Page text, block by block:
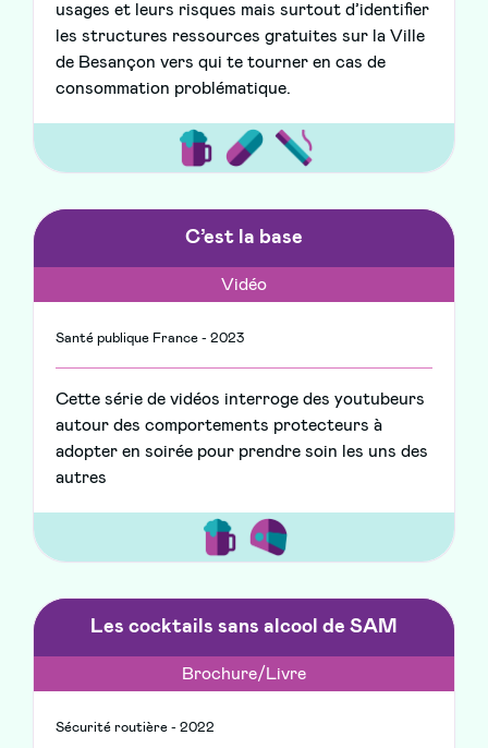
usages et leurs risques mais surtout d’identifier
les structures ressources gratuites sur la Ville
de Besançon vers qui te tourner en cas de
consommation problématique.
C’est la base
Vidéo
Santé publique France - 2023
Cette série de vidéos interroge des youtubeurs
autour des comportements protecteurs à
adopter en soirée pour prendre soin les uns des
autres
Les cocktails sans alcool de SAM
Brochure/Livre
Sécurité routière - 2022